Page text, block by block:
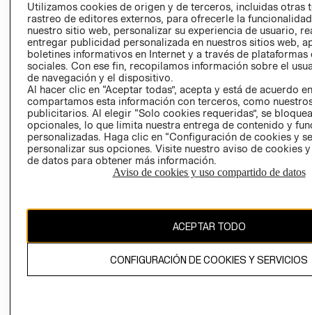
COOKIES
LIBRO DE
Ecuador ($)
CAMBIAR REGIÓN
El contenido de esta página web está protegido por copyright y es
Utilizamos cookies de origen y de terceros, incluidas otras
rastreo de editores externos, para ofrecerle la
nuestro sitio web, personalizar su experiencia de usuario,
entregar publicidad personalizada en nuestros sitios web,
boletines informativos en Internet y a través de plataformas
sociales. Con ese fin, recopilamos información sobre el
de navegación y el dispositivo.
Al hacer clic en “Aceptar todas”, acepta y está de acuerdo
compartamos esta información con terceros, como
publicitarios. Al elegir “Solo cookies requeridas”, se
opcionales, lo que limita nuestra entrega de contenido y
personalizadas. Haga clic en “Configuración de cookies y
personalizar sus opciones. Visite nuestro aviso de cookies
de datos para obtener más información.
Aviso de cookies y uso compartido de datos
ACEPTAR TODO
CONFIGURACIÓN DE COOKIES Y SERVICIOS